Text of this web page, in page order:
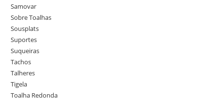
Samovar
Sobre Toalhas
Sousplats
Suportes
Suqueiras
Tachos
Talheres
Tigela
Toalha Redonda